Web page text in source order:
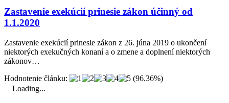
Zastavenie exekúcií prinesie zákon účinný od
1.1.2020
Zastavenie exekúcií prinesie zákon z 26. júna 2019 o ukončení
niektorých exekučných konaní a o zmene a doplnení niektorých
zákonov…
Hodnotenie článku:
(96.36%)
Loading...